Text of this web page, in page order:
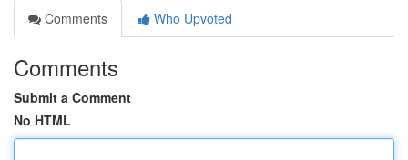
Comments
Who Upvoted
Comments
Submit a Comment
No HTML